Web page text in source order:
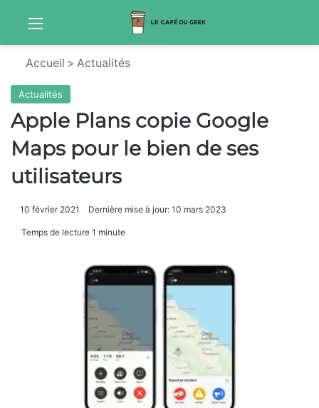
Menu
Accueil > Actualités
Actualités
Apple Plans copie Google
Maps pour le bien de ses
utilisateurs
10 février 2021 Dernière mise à jour: 10 mars 2023
Temps de lecture 1 minute